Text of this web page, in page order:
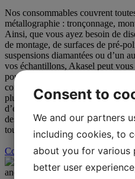
Nos consommables couvrent
métallographie : tronçonnage,
Ainsi, que vous ayez besoin de
de montage, de surfaces de pré-
suspensions diamantées ou d’un
vos échantillons, Akasel peut
pour vos essais métallographiques.
consommables peut répondre à la
plus élevées et aux solutions les
d’essais métallographiques.
des matériaux, Akasel garantit des
tout type d’essai métallographique.
Contacter Akasel
Consent to
We and our partners
including cookies, to
about you for various
better user